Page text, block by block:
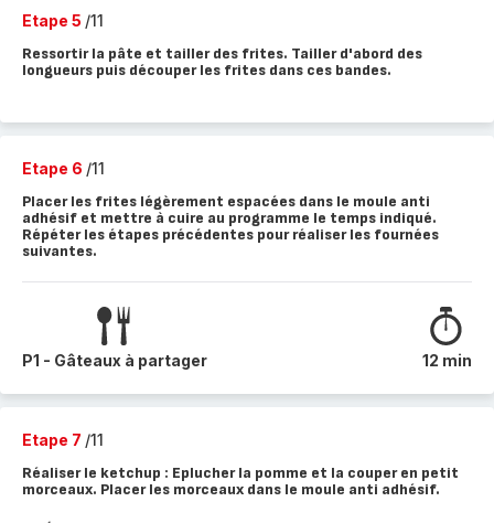
Etape 5 /11
Ressortir la pâte et tailler des frites. Tailler d'abord des
longueurs puis découper les frites dans ces bandes.
Etape 6 /11
Placer les frites légèrement espacées dans le moule anti
adhésif et mettre à cuire au programme le temps indiqué.
Répéter les étapes précédentes pour réaliser les fournées
suivantes.
P1 - Gâteaux à partager 12 min
Etape 7 /11
Réaliser le ketchup : Eplucher la pomme et la couper en petit
morceaux. Placer les morceaux dans le moule anti adhésif.